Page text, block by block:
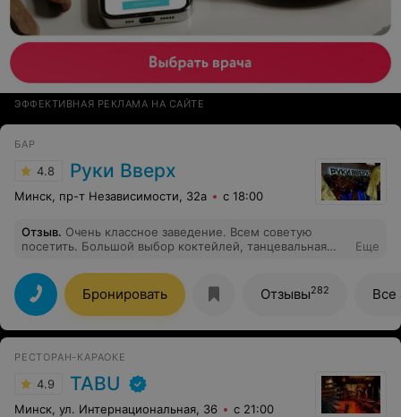
ЭФФЕКТИВНАЯ РЕКЛАМА НА САЙТЕ
БАР
4.8 Руки Вверх
Минск, пр-т Независимости, 32а с 18:00
Отзыв. Очень классное заведение. Всем советую
посетить. Большой выбор коктейлей, танцевальная
Еще
Бронировать Отзывы282 Все
РЕСТОРАН-КАРАОКЕ
4.9 TABU
Минск, ул. Интернациональная, 36 с 21:00